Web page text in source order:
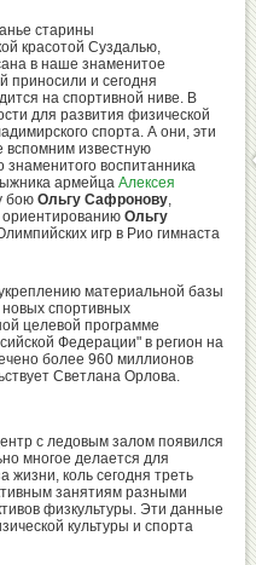
старины
красотой Суздалью,
в наше знаменитое
приносили и сегодня
на спортивной ниве. В
для развития физической
спорта. А они, эти
вспомним известную
знаменитого воспитанника
армейца Алексея
бою Ольгу Сафронову,
ориентированию Ольгу
игр в Рио гимнаста
материальной базы
новых спортивных
целевой программе
Федерации" в регион на
более 960 миллионов
Светлана Орлова.
с ледовым залом появился
многое делается для
жизни, коль сегодня треть
занятиям разными
физкультуры. Эти данные
культуры и спорта